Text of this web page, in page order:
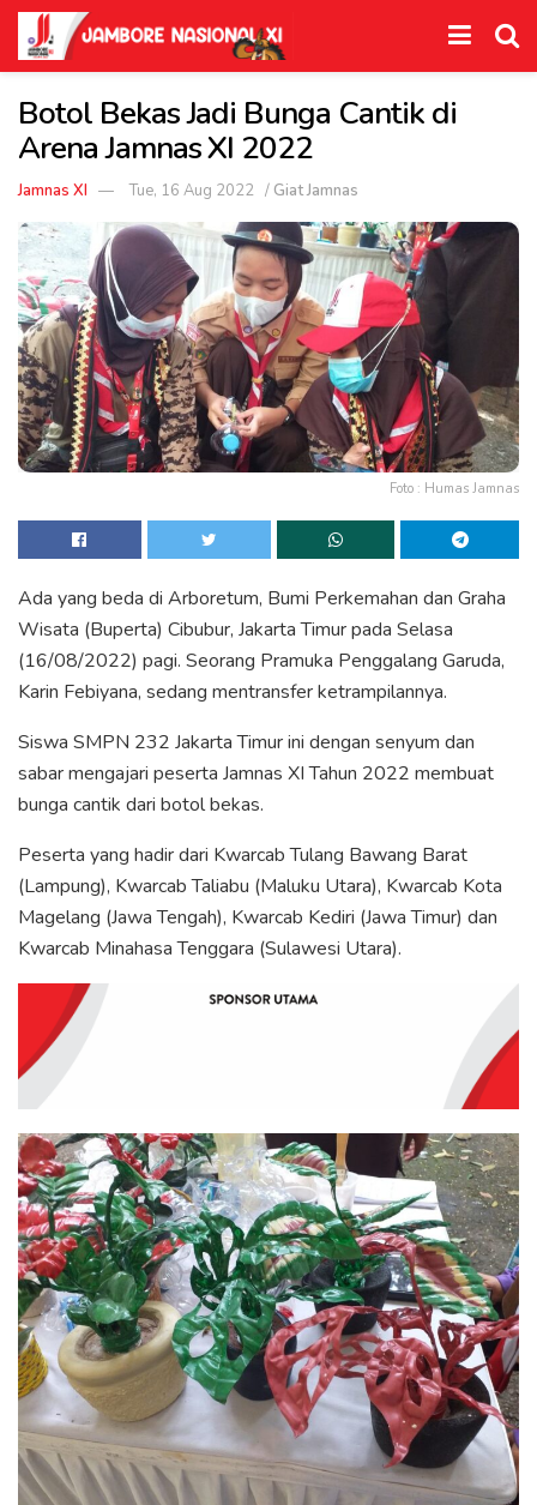
Botol Bekas Jadi Bunga Cantik di
Arena Jamnas XI 2022
Jamnas XI Tue, 16 Aug 2022 / Giat Jamnas
Foto : Humas Jamnas
Ada yang beda di Arboretum, Bumi Perkemahan dan Graha
Wisata (Buperta) Cibubur, Jakarta Timur pada Selasa
(16/08/2022) pagi. Seorang Pramuka Penggalang Garuda,
Karin Febiyana, sedang mentransfer ketrampilannya.
Siswa SMPN 232 Jakarta Timur ini dengan senyum dan
sabar mengajari peserta Jamnas XI Tahun 2022 membuat
bunga cantik dari botol bekas.
Peserta yang hadir dari Kwarcab Tulang Bawang Barat
(Lampung), Kwarcab Taliabu (Maluku Utara), Kwarcab Kota
Magelang (Jawa Tengah), Kwarcab Kediri (Jawa Timur) dan
Kwarcab Minahasa Tenggara (Sulawesi Utara).